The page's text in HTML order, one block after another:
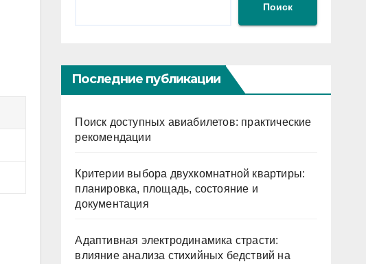
Поиск
Последние публикации
Поиск доступных авиабилетов: практические
рекомендации
Критерии выбора двухкомнатной квартиры:
планировка, площадь, состояние и
документация
Адаптивная электродинамика страсти:
влияние анализа стихийных бедствий на